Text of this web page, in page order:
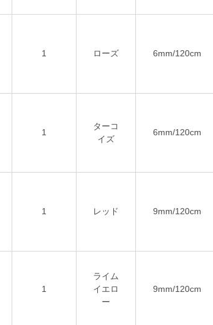
1 ローズ 6mm/120cm
1
ターコ
イズ
6mm/120cm
1 レッド 9mm/120cm
1
ライム
イエロ
ー
9mm/120cm